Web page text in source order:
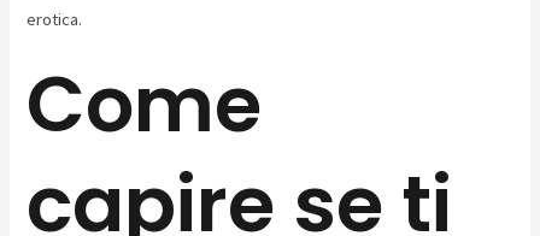
erotica.
Come
capire se ti